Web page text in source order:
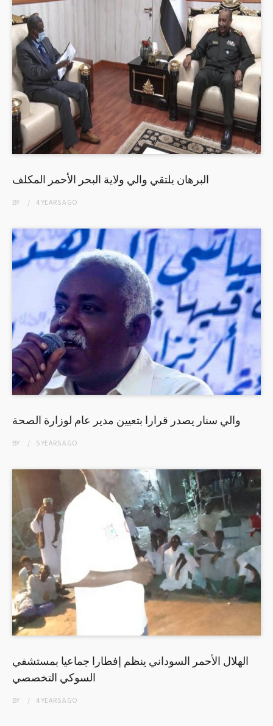
البرهان يلتقي والي ولاية البحر الأحمر المكلف
BY 4 YEARSAGO
والي سنار يصدر قرارا بتعيين مدير عام لوزارة الصحة
BY 5 YEARSAGO
الهلال الأحمر السوداني ينظم إفطارا جماعيا بمستشفي
السوكي التخصصي
BY 4 YEARSAGO